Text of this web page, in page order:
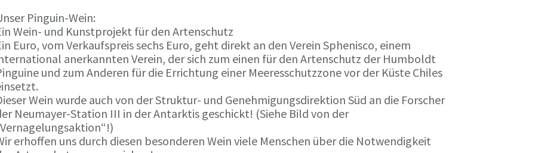
Pinguin-Wein:
Wein- und Kunstprojekt für den Artenschutz
Euro, vom Verkaufspreis sechs Euro, geht direkt an den Verein Sphenisco, einem
anerkannten Verein, der sich zum einen für den Artenschutz der Humboldt
und zum Anderen für die Errichtung einer Meeresschutzzone vor der Küste Chiles
Wein wurde auch von der Struktur- und Genehmigungsdirektion Süd an die Forscher
Neumayer-Station III in der Antarktis geschickt! (Siehe Bild von der
erhoffen uns durch diesen besonderen Wein viele Menschen über die Notwendigkeit